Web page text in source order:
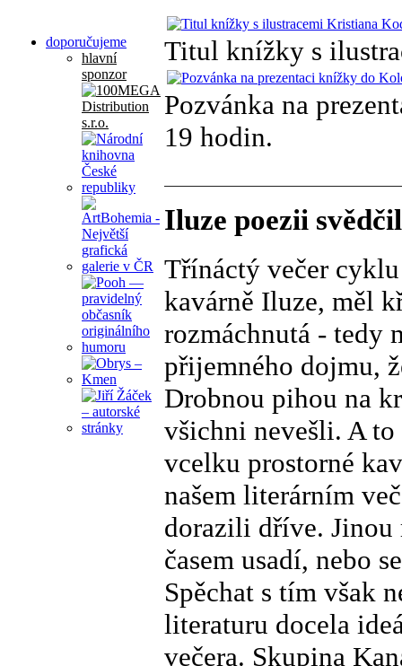
doporučujeme
hlavní
sponzor
Titul knížky s
Pozvánka na
19 hodin.
Iluze poezii
Třínáctý večer
kavárně Iluze, měl
rozmáchnutá - tedy
přijemného dojmu,
Drobnou pihou na
všichni nevešli. A to
vcelku prostorné
našem literárním
dorazili dříve. Jinou
časem usadí, nebo
Spěchat s tím však
literaturu docela
večera. Skupina